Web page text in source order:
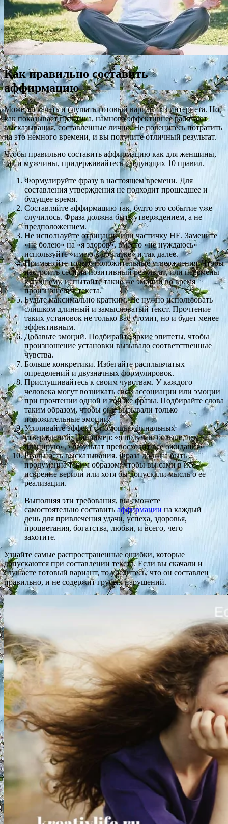
Как правильно составить
аффирмацию
Можете скачать и слушать готовый вариант из интернета. Но,
как показывает практика, намного эффективнее работают
высказывания, составленные лично. Не поленитесь потратить
на это немного времени, и вы получите отличный результат.
Чтобы правильно составить аффирмацию как для женщины,
так и мужчины, придерживайтесь следующих 10 правил.
Формулируйте фразу в настоящем времени. Для
составления утверждения не подходит прошедшее и
будущее время.
Составляйте аффирмацию так, будто это событие уже
случилось. Фраза должна быть утверждением, а не
предположением.
Не используйте отрицание или частичку НЕ. Замените
«не болею» на «я здоров», вместо «не нуждаюсь»
используйте «имею в достатке» и так далее.
Применяйте только положительные утверждения. Чтобы
настроить себя на позитивный результат, или перемены
к лучшему, испытайте такие же эмоции во время
произношения текста.
Будьте максимально кратким. Не нужно использовать
слишком длинный и замысловатый текст. Прочтение
таких установок не только вас утомит, но и будет менее
эффективным.
Добавьте эмоций. Подбирайте яркие эпитеты, чтобы
произношение установки вызывало соответственные
чувства.
Больше конкретики. Избегайте расплывчатых
определений и двузначных формулировок.
Прислушивайтесь к своим чувствам. У каждого
человека могут возникать свои ассоциации или эмоции
при прочтении одной и той же фразы. Подбирайте слова
таким образом, чтобы они вызывали только
положительные эмоции.
Усиливайте эффект с помощью финальных
утверждений. Например: «я получаю больше, чем
планирую», «результат превосходит все ожидания»
Реальность высказывания. Фраза должна быть
продуманна таким образом, чтобы вы сами в нее
искренне верили или хотя бы допускали мысль о ее
реализации.
Выполняя эти требования, вы сможете
самостоятельно составить аффирмации на каждый
день для привлечения удачи, успеха, здоровья,
процветания, богатства, любви, и всего, чего
захотите.
Узнайте самые распространенные ошибки, которые
допускаются при составлении текста. Если вы скачали и
слушаете готовый вариант, то убедитесь, что он составлен
правильно, и не содержит грубых нарушений.